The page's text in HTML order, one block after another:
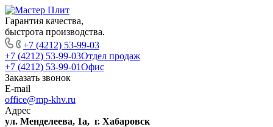
Гарантия качества,
быстрота производства.
+7 (4212) 53-99-03
+7 (4212) 53-99-03Отдел продаж
+7 (4212) 53-99-01Офис
Заказать звонок
E-mail
office@mp-khv.ru
Адрес
ул. Менделеева, 1а, г. Хабаровск